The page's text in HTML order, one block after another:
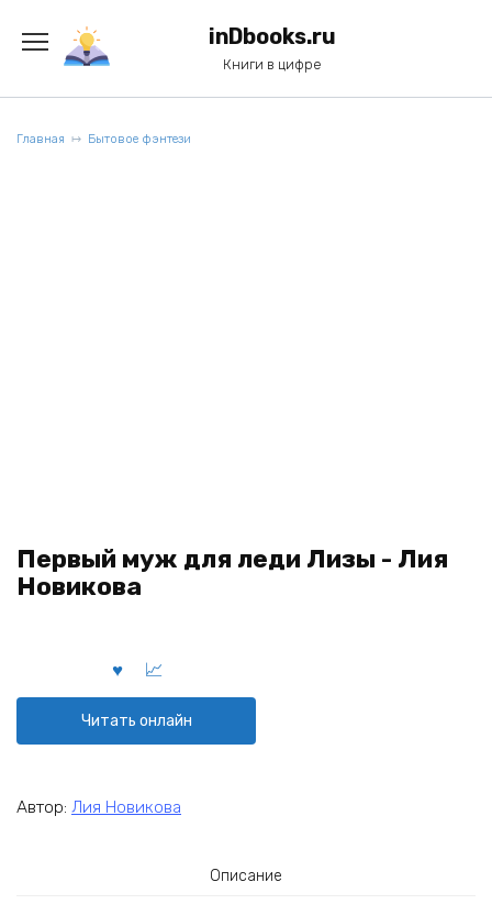
содержанию
inDbooks.ru
Книги в цифре
Главная Бытовое фэнтези
Первый муж для леди Лизы - Лия
Новикова
Читать онлайн
Автор: Лия Новикова
Описание